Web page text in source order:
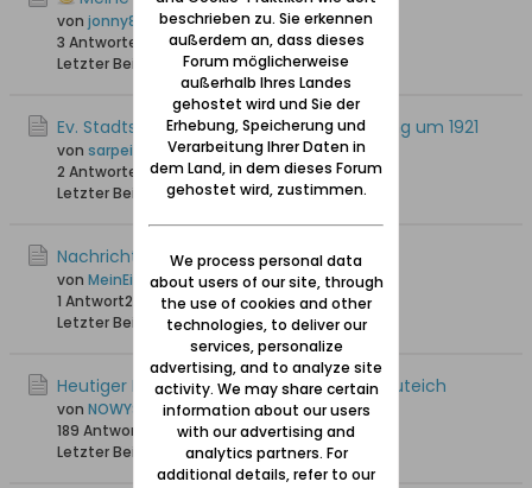
von jonny810
3 Antworten
26.464 Hits0 Likes
Letzter Beitrag
04.05.2022, 15:35
Ev. Stadtschule Neuteich, Geburtsjahrgang um 1921
von sarpei
2 Antworten
19.326 Hits0 Likes
Letzter Beitrag
12.04.2021, 12:46
Nachrichten aus Neuteich
von MeinEichwalde
1 Antwort21.179 Hits0 Likes
Letzter Beitrag
11.03.2021, 08:51
Heutiger Name der Adolf-Hitler-Str. in Neuteich
von NOWYSTAW
189 Antworten
152.499 Hits0 Likes
Letzter Beitrag
01.12.2020, 20:31
beschrieben zu. Sie erkennen
außerdem an, dass dieses
Forum möglicherweise
außerhalb Ihres Landes
gehostet wird und Sie der
Erhebung, Speicherung und
Verarbeitung Ihrer Daten in
dem Land, in dem dieses Forum
gehostet wird, zustimmen.
We process personal data
about users of our site, through
the use of cookies and other
technologies, to deliver our
services, personalize
advertising, and to analyze site
activity. We may share certain
information about our users
with our advertising and
analytics partners. For
additional details, refer to our